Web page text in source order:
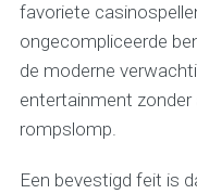
favoriete
ongecompliceerde
de moderne
entertainment
rompslomp.
Een bevestigd feit is